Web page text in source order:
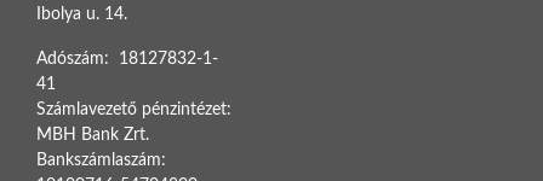
Ibolya u. 14.
Adószám: 18127832-1-
41
Számlavezető pénzintézet:
MBH Bank Zrt.
Bankszámlaszám: